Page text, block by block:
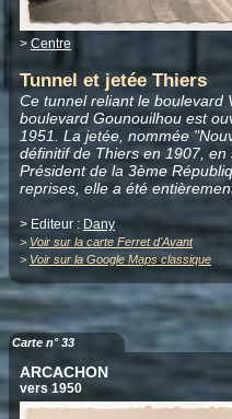
> Centre
Tunnel et jetée Thiers
Ce tunnel reliant le boulevard
boulevard Gounouilhou est
1951. La jetée, nommée
définitif de Thiers en 1907,
Président de la 3ème
reprises, elle a été
> Editeur : Dany
> Voir sur la carte Ferret d'Avant
> Voir sur la Google Maps classique
Carte n° 33
ARCACHON
vers 1950